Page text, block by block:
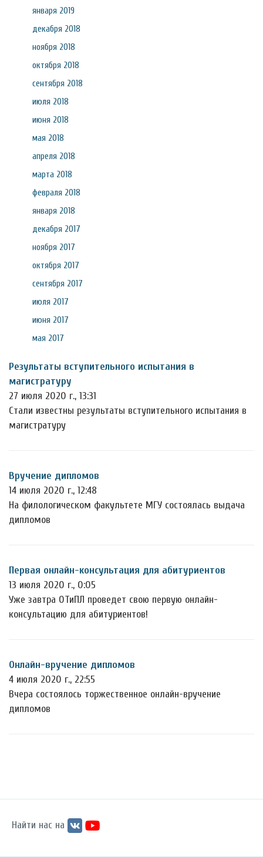
января 2019
декабря 2018
ноября 2018
октября 2018
сентября 2018
июля 2018
июня 2018
мая 2018
апреля 2018
марта 2018
февраля 2018
января 2018
декабря 2017
ноября 2017
октября 2017
сентября 2017
июля 2017
июня 2017
мая 2017
Результаты вступительного испытания в
магистратуру
27 июля 2020 г., 13:31
Стали известны результаты вступительного испытания в
магистратуру
Вручение дипломов
14 июля 2020 г., 12:48
На филологическом факультете МГУ состоялась выдача
дипломов
Первая онлайн-консультация для абитуриентов
13 июля 2020 г., 0:05
Уже завтра ОТиПЛ проведет свою первую онлайн-
консультацию для абитуриентов!
Онлайн-вручение дипломов
4 июля 2020 г., 22:55
Вчера состоялось торжественное онлайн-вручение
дипломов
Найти нас на